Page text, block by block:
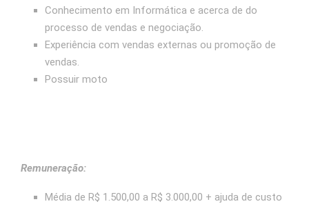
Conhecimento em Informática e acerca de do
processo de vendas e negociação.
Experiência com vendas externas ou promoção de
vendas.
Possuir moto
Remuneração:
Média de R$ 1.500,00 a R$ 3.000,00 + ajuda de custo